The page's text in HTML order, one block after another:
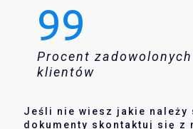
99
Procent zadowolonych
klientów
Jeśli nie wiesz jakie należy
dokumenty skontaktuj się z